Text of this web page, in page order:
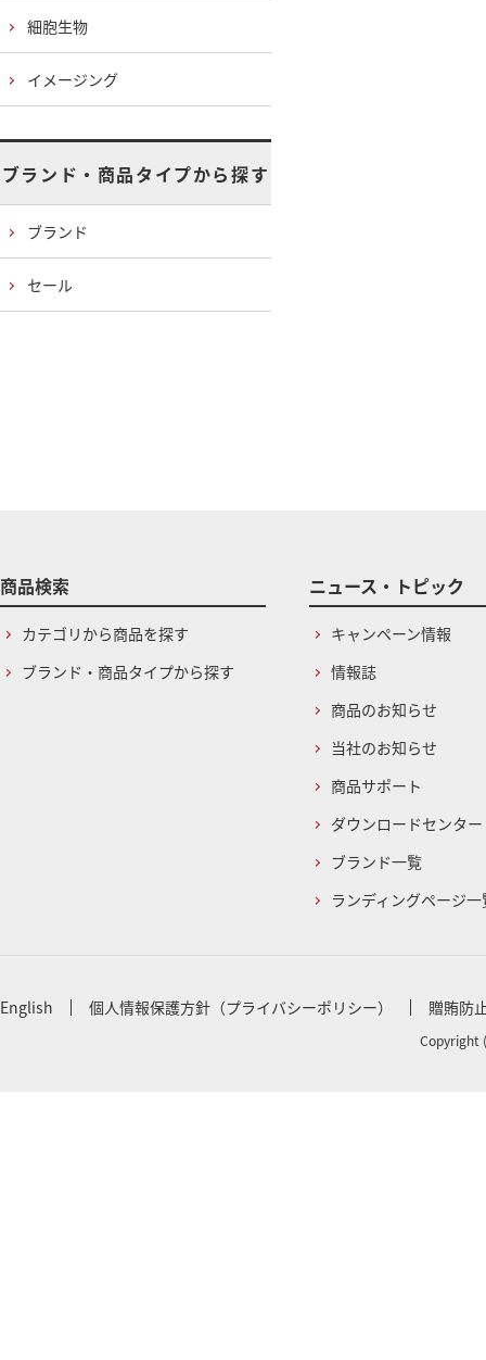
細胞生物
イメージング
ブランド・商品タイプから探す
ブランド
セール
商品検索
カテゴリから商品を探す
ブランド・商品タイプから探す
ニュース・トピック
キャンペーン情報
情報誌
商品のお知らせ
当社のお知らせ
商品サポート
ダウンロードセンター
ブランド一覧
ランディングページ一
English 個人情報保護方針（プライバシーポリシー） 贈賄防
Copyright